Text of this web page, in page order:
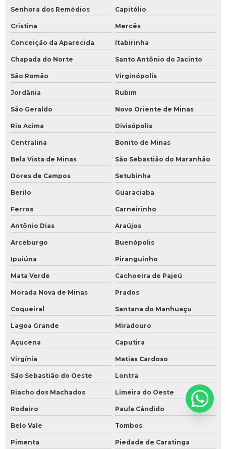
Senhora dos Remédios Capitólio
Cristina Mercês
Conceição da Aparecida Itabirinha
Chapada do Norte Santo Antônio do Jacinto
São Romão Virginópolis
Jordânia Rubim
São Geraldo Novo Oriente de Minas
Rio Acima Divisópolis
Centralina Bonito de Minas
Bela Vista de Minas São Sebastião do Maranhão
Dores de Campos Setubinha
Berilo Guaraciaba
Ferros Carneirinho
Antônio Dias Araújos
Arceburgo Buenópolis
Ipuiúna Piranguinho
Mata Verde Cachoeira de Pajeú
Morada Nova de Minas Prados
Coqueiral Santana do Manhuaçu
Lagoa Grande Miradouro
Açucena Caputira
Virgínia Matias Cardoso
São Sebastião do Oeste Lontra
Riacho dos Machados Limeira do Oeste
Rodeiro Paula Cândido
Belo Vale Tombos
Pimenta Piedade de Caratinga